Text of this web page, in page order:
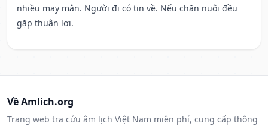
nhiều may mắn. Người đi có tin về. Nếu chăn nuôi đều
gặp thuận lợi.
Về Amlich.org
Trang web tra cứu âm lịch Việt Nam miễn phí, cung cấp thông